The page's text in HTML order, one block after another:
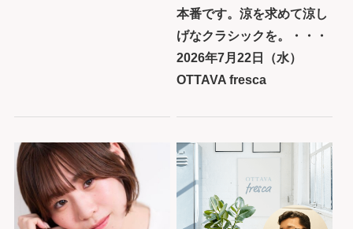
本番です。涼を求めて涼し
げなクラシックを。・・・
2026年7月22日（水）
OTTAVA fresca